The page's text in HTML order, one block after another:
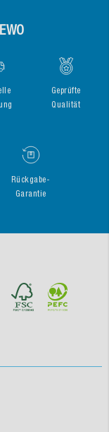
Geprüfte
Qualität
Rückgabe-
Garantie